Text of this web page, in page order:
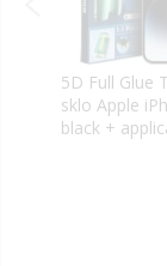
5D Full Glue
sklo Apple
black +